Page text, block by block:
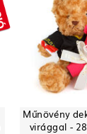
Műnövény
virággal -